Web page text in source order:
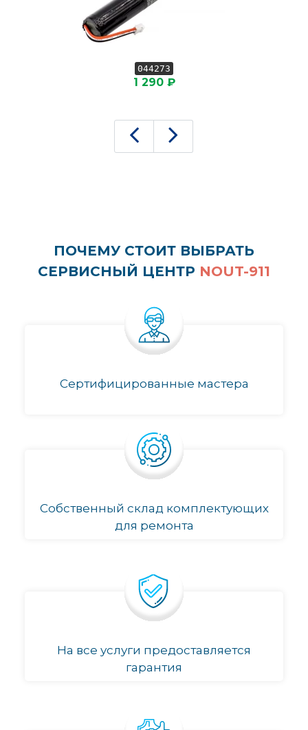
044273
1 290 ₽
ПОЧЕМУ СТОИТ ВЫБРАТЬ
СЕРВИСНЫЙ ЦЕНТР NOUT-911
Сертифицированные мастера
Собственный склад комплектующих
для ремонта
На все услуги предоставляется
гарантия